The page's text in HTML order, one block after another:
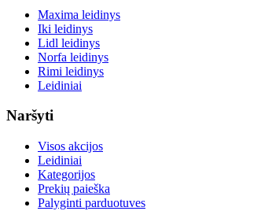
Maxima leidinys
Iki leidinys
Lidl leidinys
Norfa leidinys
Rimi leidinys
Leidiniai
Naršyti
Visos akcijos
Leidiniai
Kategorijos
Prekių paieška
Palyginti parduotuves